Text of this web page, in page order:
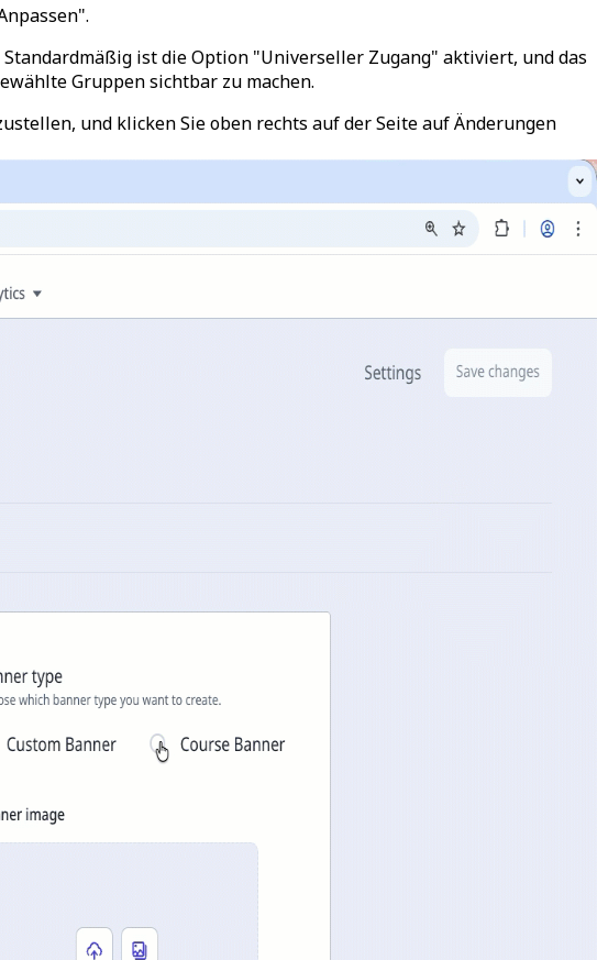
Standardmäßig ist die Option "Universeller Zugang" aktiviert, und das
Gruppensichtbar zu machen.
und klicken Sie oben rechts auf der Seite aufÄnderungen